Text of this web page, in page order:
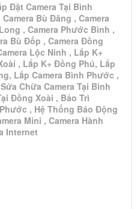
Đặt Camera Tại Bình
Bù Đăng , Camera
, Camera Phước Bình ,
Bù Đốp , Camera Đồng
Lộc Ninh , Lắp K+
, Lắp K+ Đồng Phú, Lắp
Lắp Camera Bình Phước ,
Chữa Camera Tại Bình
Đồng Xoài , Bảo Trì
, Hệ Thống Báo Động
Mini , Camera Hành
Internet